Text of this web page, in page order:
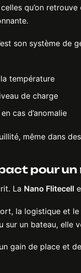
qu’on
son système de
température
de charge
cas d’anomalie
même dans
pour un
La Nano Flitecell
la logistique et
sur un bateau, elle
gain de place et